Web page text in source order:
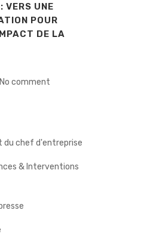
VERS UNE
POUR
DE LA
No comment
du chef d'entreprise
& Interventions